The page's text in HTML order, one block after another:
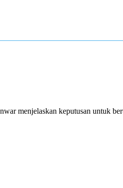
menjelaskan keputusan untuk